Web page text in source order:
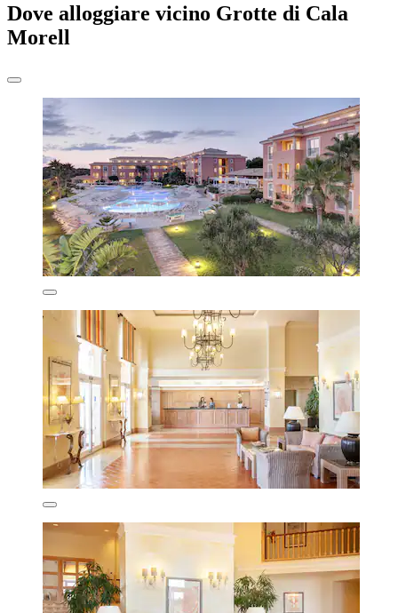
Dove alloggiare vicino Grotte di Cala
Morell